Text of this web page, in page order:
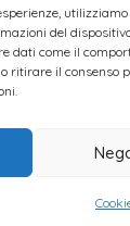
del
dati come il
ritirare il consenso